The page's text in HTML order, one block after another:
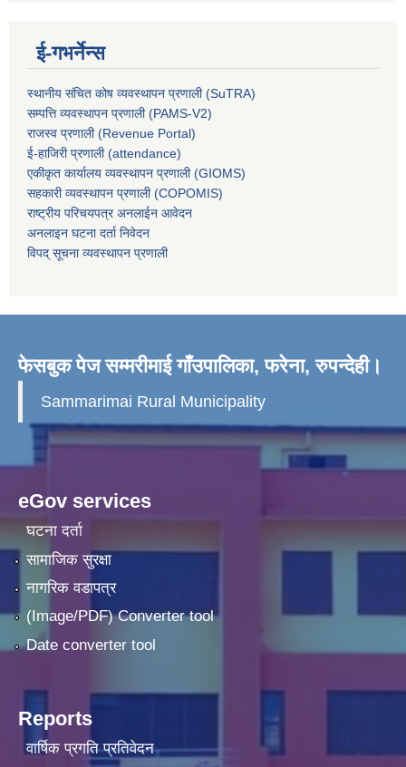
ई-गभर्नेन्स
स्थानीय संचित कोष व्यवस्थापन प्रणाली (SuTRA)
सम्पत्ति व्यवस्थापन प्रणाली (PAMS-V2)
राजस्व प्रणाली (Revenue Portal)
ई-हाजिरी प्रणाली (attendance)
एकीकृत कार्यालय व्यवस्थापन प्रणाली (GIOMS)
सहकारी व्यवस्थापन प्रणाली (COPOMIS)
राष्ट्रीय परिचयपत्र अनलाईन आवेदन
अनलाइन घटना दर्ता निवेदन
विपद् सूचना व्यवस्थापन प्रणाली
फेसबुक पेज सम्मरीमाई गाँउपालिका, फरेना, रुपन्देही।
Sammarimai Rural Municipality
eGov services
घटना दर्ता
सामाजिक सुरक्षा
नागरिक वडापत्र
(Image/PDF) Converter tool
Date converter tool
Reports
वार्षिक प्रगति प्रतिवेदन